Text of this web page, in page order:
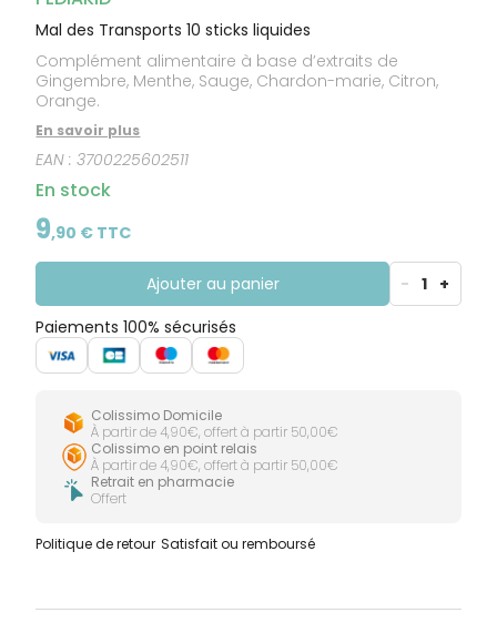
Mal des Transports 10 sticks liquides
Complément alimentaire à base d’extraits de
Gingembre, Menthe, Sauge, Chardon-marie, Citron,
Orange.
En savoir plus
EAN :3700225602511
En stock
9,90 € TTC
Ajouter au panier - 1 +
Paiements 100% sécurisés
Colissimo Domicile
À partir de 4,90€, offert à partir 50,00€
Colissimo en point relais
À partir de 4,90€, offert à partir 50,00€
Retrait en pharmacie
Offert
Politique de retour Satisfait ou remboursé